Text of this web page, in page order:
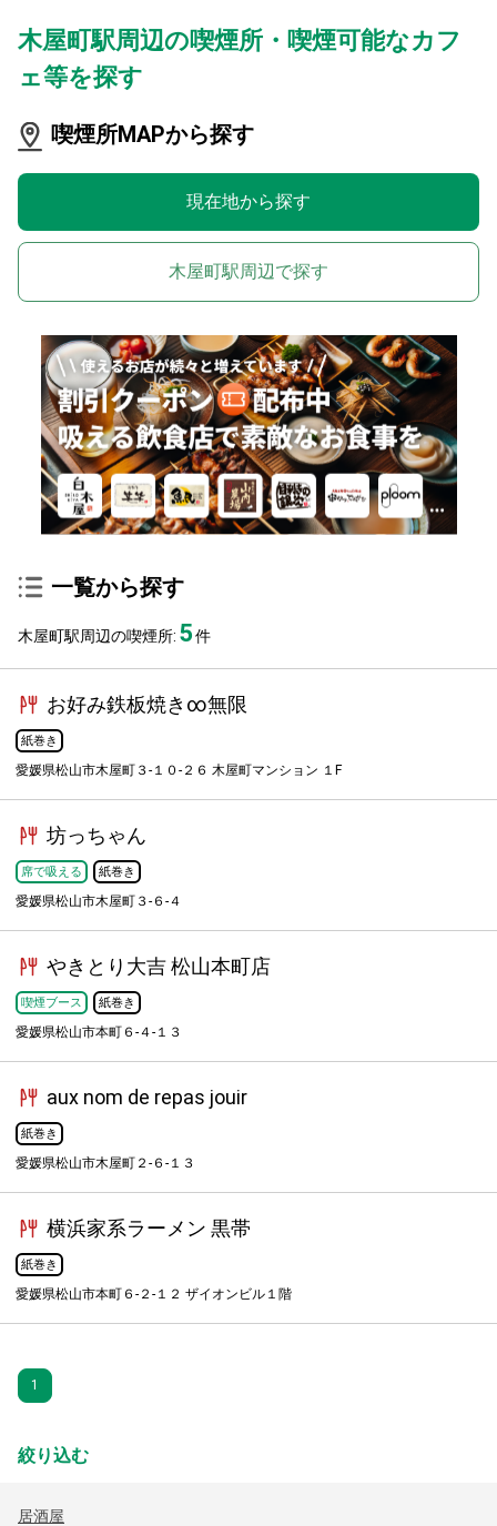
木屋町駅周辺の喫煙所・喫煙可能なカフ
ェ等を探す
喫煙所MAPから探す
現在地から探す
木屋町駅周辺で探す
一覧から探す
木屋町駅周辺の喫煙所: 5件
お好み鉄板焼き∞無限
紙巻き
愛媛県松山市木屋町３-１０-２６ 木屋町マンション １F
坊っちゃん
席で吸える 紙巻き
愛媛県松山市木屋町３-６-４
やきとり大吉 松山本町店
喫煙ブース 紙巻き
愛媛県松山市本町６-４-１３
aux nom de repas jouir
紙巻き
愛媛県松山市木屋町２-６-１３
横浜家系ラーメン 黒帯
紙巻き
愛媛県松山市本町６-２-１２ ザイオンビル１階
1
絞り込む
居酒屋